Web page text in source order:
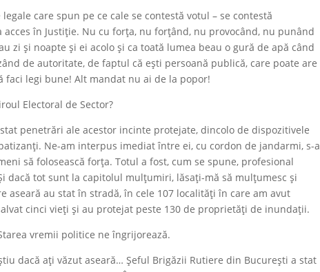
care spun pe ce cale se contestă votul – se contestă
în Justiție. Nu cu forța, nu forțând, nu provocând, nu punând
zi și noapte și ei acolo şi ca toată lumea beau o gură de apă când
de autoritate, de faptul că ești persoană publică, care poate are
legi bune! Alt mandat nu ai de la popor!
Electoral de Sector?
penetrări ale acestor incinte protejate, dincolo de dispozitivele
Ne-am interpus imediat între ei, cu cordon de jandarmi, s-a
să folosească forța. Totul a fost, cum se spune, profesional
dacă tot sunt la capitolul mulțumiri, lăsați-mă să mulțumesc și
aseară au stat în stradă, în cele 107 localități în care am avut
cinci vieți și au protejat peste 130 de proprietăți de inundații.
vremii politice ne îngrijorează.
dacă aţi văzut aseară… Şeful Brigăzii Rutiere din Bucureşti a stat